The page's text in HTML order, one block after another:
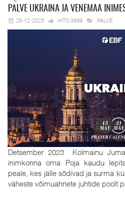
PALVE UKRAINA JA VENEMAA
28-12-2023 HITS:3569 PALVE
Detsember 2023 Kolmainu
inimkonna oma Poja kaudu
peale, kes jälle sõdivad ja surma
väheste võimuahnete juhtide poolt